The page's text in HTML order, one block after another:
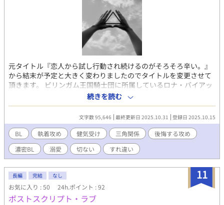
ょう」と何故か言い出し――？ オメガバースは独自設定です。ご
了承下さい。 秘密多き生真面目イケメン騎士攻めｘ明るい勤労大
学生受け ハピエン、完結保証。ムーンライトノベルズにも掲載
中。 聖女（男）・騎士・追放・後宮・溺愛・執着・王子・異世
界・召喚・敵国・偽装・オメガバース(α、Ω)
元タイトル『恋人から試し行動され続けるのがそろそろ辛い。』
から結末が予定と大きく変わりましたのでタイトルを変更させて
頂きます。 ビリンガム王国騎士団に所属しているロナ・バイアッ
トとウォーレン・コークは、騎士学校時代に寮の同室をきっかけ
に恋人同士となり2年半が経つ。 ロナは騎士団にはあまり向かな
い小柄な体型だったがウォーレンと同じ職場にいたくてひたすら
努力していた。 大好きなウォーレンと恋人同士になれて幸せな
日々かと思いきや、ロナはウォーレンからたびたび試し行動のよ
うなものをされていた。 飲み会に行ったりロナの前でご令嬢と親
しげに話していたり…そのたびに指摘すると「嫌なら別れる？」
と聞かれる。毎回「愛してるから別れないよ」と答えていたロ
ナ。しかし試し行動をされるたびに何かが確実にすり減ってい
く。 そこへ留学していたという幼少時代の学友でありビリンガム
王国第三王子のカーティス・ビリンガムが帰国し、ロナの現状を
知ると……。 完結しました！ありがとうございました！
続きを読む
文字数 95,646 最終更新日 2025.10.31 登録日 2025.10.15
BL 執着攻め 健気受け 三角関係
後悔する攻め
濃密BL
溺愛 切ない すれ違い
11
長編 完結 なし
お気に入り : 50 24h.ポイント : 92
ポストスクリプト・ラブ